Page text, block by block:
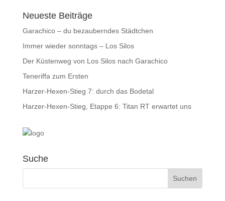
Neueste Beiträge
Garachico – du bezauberndes Städtchen
Immer wieder sonntags – Los Silos
Der Küstenweg von Los Silos nach Garachico
Teneriffa zum Ersten
Harzer-Hexen-Stieg 7: durch das Bodetal
Harzer-Hexen-Stieg, Etappe 6: Titan RT erwartet uns
Suche